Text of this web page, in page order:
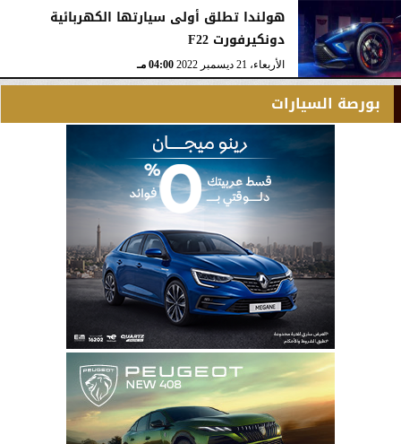
هولندا تطلق أولى سيارتها الكهربائية
دونكيرفورت F22
الأربعاء، 21 ديسمبر 2022 04:00 مـ
بورصة السيارات